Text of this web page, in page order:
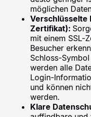
möglichen
Verschlüsselte
Zertifikat):
mit einem SSL-
Besucher
Schloss-
werden alle
Login-
und können
werden.
Klare